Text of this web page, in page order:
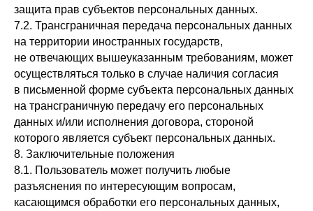
защита прав субъектов персональных данных.
7.2. Трансграничная передача персональных данных
на территории иностранных государств,
не отвечающих вышеуказанным требованиям, может
осуществляться только в случае наличия согласия
в письменной форме субъекта персональных данных
на трансграничную передачу его персональных
данных и/или исполнения договора, стороной
которого является субъект персональных данных.
8. Заключительные положения
8.1. Пользователь может получить любые
разъяснения по интересующим вопросам,
касающимся обработки его персональных данных,